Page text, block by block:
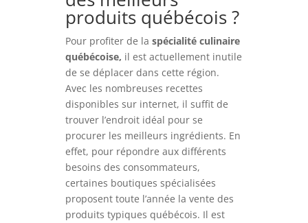
produits québécois ?
Pour profiter de la spécialité culinaire
québécoise, il est actuellement inutile
de se déplacer dans cette région.
Avec les nombreuses recettes
disponibles sur internet, il suffit de
trouver l’endroit idéal pour se
procurer les meilleurs ingrédients. En
effet, pour répondre aux différents
besoins des consommateurs,
certaines boutiques spécialisées
proposent toute l’année la vente des
produits typiques québécois. Il est